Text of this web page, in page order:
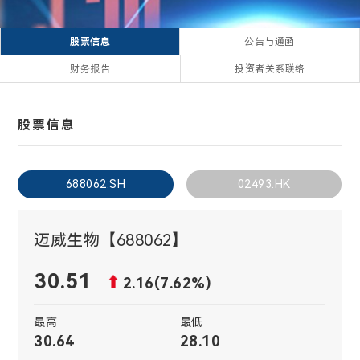
股票信息 公告与通函
财务报告 投资者关系联络
股票信息
688062.SH 02493.HK
迈威生物【688062】
30.51 2.16(7.62%)
最高
30.64
最低
28.10
公告与通函
财务报告
投资者关系联络